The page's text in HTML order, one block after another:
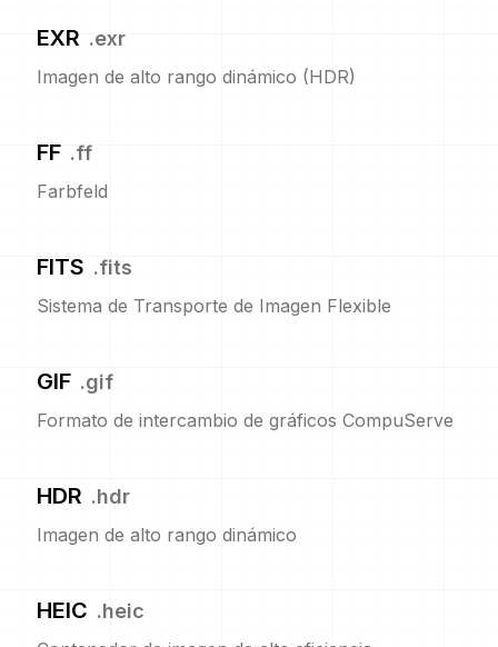
EXR .exr
Imagen de alto rango dinámico (HDR)
FF .ff
Farbfeld
FITS .fits
Sistema de Transporte de Imagen Flexible
GIF .gif
Formato de intercambio de gráficos CompuServe
HDR .hdr
Imagen de alto rango dinámico
HEIC .heic